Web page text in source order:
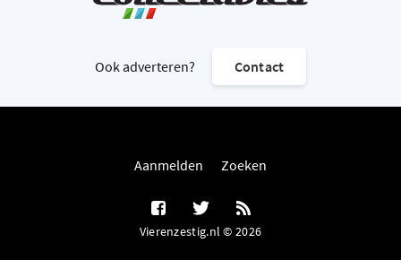
Ook adverteren? Contact
Aanmelden Zoeken
Vierenzestig.nl © 2026